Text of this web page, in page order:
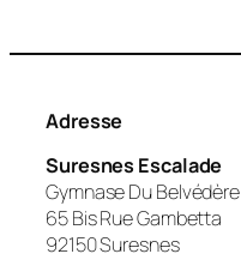
Adresse
Suresnes Escalade
Gymnase Du Belvédère
65 Bis Rue Gambetta
92150 Suresnes